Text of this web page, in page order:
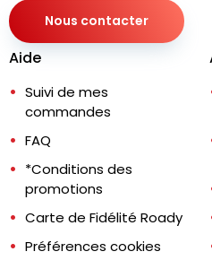
Nous contacter
Aide
Suivi de mes
commandes
FAQ
*Conditions des
promotions
Carte de Fidélité Roady
Préférences cookies